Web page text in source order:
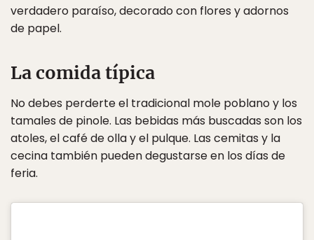
verdadero paraíso, decorado con flores y adornos
de papel.
La comida típica
No debes perderte el tradicional mole poblano y los
tamales de pinole. Las bebidas más buscadas son los
atoles, el café de olla y el pulque. Las cemitas y la
cecina también pueden degustarse en los días de
feria.